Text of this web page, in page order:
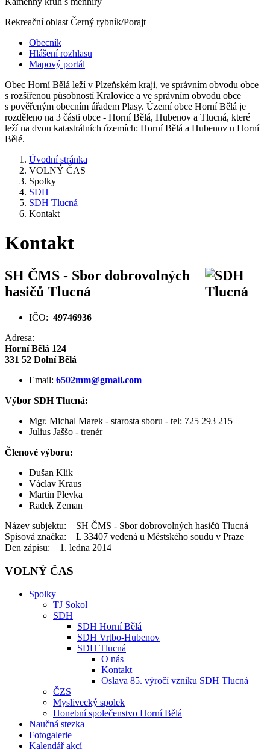
Rekreační oblast Černý rybník/Porajt
Obecník
Hlášení rozhlasu
Mapový portál
Obec Horní Bělá leží v Plzeňském kraji, ve správním obvodu obce
s rozšířenou působností Kralovice a ve správním obvodu obce
s pověřeným obecním úřadem Plasy. Území obce Horní Bělá je
rozděleno na 3 části obce - Horní Bělá, Hubenov a Tlucná, které
leží na dvou katastrálních územích: Horní Bělá a Hubenov u Horní
Bělé.
Úvodní stránka
VOLNÝ ČAS
Spolky
SDH
SDH Tlucná
Kontakt
Kontakt
SH ČMS - Sbor dobrovolných
hasičů Tlucná
IČO: 49746936
Adresa:
Horní Bělá 124
331 52 Dolní Bělá
Email: 6502mm@gmail.com
Výbor SDH Tlucná:
Mgr. Michal Marek - starosta sboru - tel: 725 293 215
Julius Jaššo - trenér
Členové výboru:
Dušan Klik
Václav Kraus
Martin Plevka
Radek Zeman
Název subjektu: SH ČMS - Sbor dobrovolných hasičů Tlucná
Spisová značka: L 33407 vedená u Městského soudu v Praze
Den zápisu: 1. ledna 2014
VOLNÝ ČAS
Spolky
TJ Sokol
SDH
SDH Horní Bělá
SDH Vrtbo-Hubenov
SDH Tlucná
O nás
Kontakt
Oslava 85. výročí vzniku SDH Tlucná
ČZS
Myslivecký spolek
Honební společenstvo Horní Bělá
Naučná stezka
Fotogalerie
Kalendář akcí